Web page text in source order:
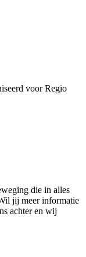
voor Regio
die in alles
jij meer informatie
achter en wij